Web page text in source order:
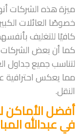
ميزة هذه الشركات
خصوصًا العائلات
كافيًا للتغليف
كما أن بعض
لتناسب جميع جداول
مما يعكس احترافية
النقل.
أفضل الأماكن
في عبدالله